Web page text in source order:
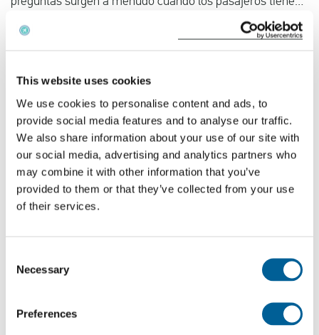
This website uses cookies
We use cookies to personalise content and ads, to
provide social media features and to analyse our traffic.
We also share information about your use of our site with
our social media, advertising and analytics partners who
may combine it with other information that you’ve
provided to them or that they’ve collected from your use
of their services.
Selection
Necessary
Preferences
que despegar durante una fuerte tormenta eléctrica o
cuando los rayos les rodean en el aire.
03-07-2019
Los mejores viajes urbanos para el verano
de unas largas vacaciones en la playa y prefiere explorar
calurosa en verano? EUclaim ha elaborado una lista de
las cinco ciudades más adecuadas para visitar en verano.